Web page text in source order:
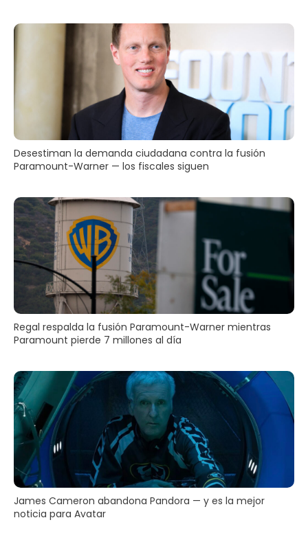
Desestiman la demanda ciudadana contra la fusión
Paramount-Warner — los fiscales siguen
Regal respalda la fusión Paramount-Warner mientras
Paramount pierde 7 millones al día
James Cameron abandona Pandora — y es la mejor
noticia para Avatar